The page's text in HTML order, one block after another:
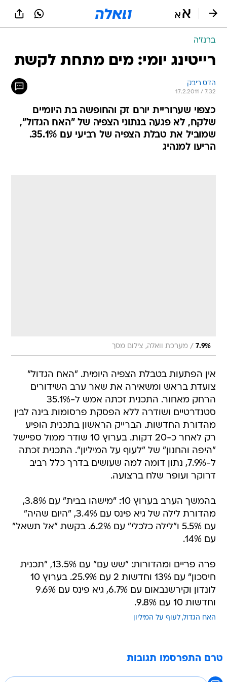
ברנז'ה
רייטינג יומי: מים מתחת לקשת
הדס ריבק
17.2.2011 / 7:32
כצפוי שערוריית יורם זק והחופשה בת היומיים
שלקח, לא פגעה בנתוני הצפיה של "האח הגדול",
שמוביל את טבלת הצפיה של רביעי עם 35.1%.
הריעו למנהיג
7.9%
/ מערכת וואלה, צילום מסך
אין הפתעות בטבלת הצפיה היומית. "האח הגדול"
צועדת בראש ומשאירה את שאר ערב השידורים
הרחק מאחור. התכנית זכתה אמש ל-35.1%
סטנדרטיים ושודרה ללא הפסקת פרסומות בינה לבין
מהדורת החדשות. הברייק הראשון בתכנית הופיע
רק לאחר כ-20 דקות. בערוץ 10 שודר ממול ספיישל
"היפה והחנון" של "לעוף על המיליון". התכנית זכתה
ל-7.9%, נתון דומה למה שעושים בדרך כלל רביב
דרוקר ועופר שלח ברצועה.
בהמשך הערב בערוץ 10: "מישהו בבית" עם 3.8%,
מהדורת לילה של גיא פינס עם 3.4%, "היום שהיה"
עם 5.5% ו"לילה כלכלי" עם 6.2%. בקשת "אל תשאל"
עם 14%.
פרה פריים ומהדורות: "שש עם" עם 13.5%, "תכנית
חיסכון" עם 13% וחדשות 2 עם 25.9%. בערוץ 10
לונדון וקירשנבאום עם 6.7%, גיא פינס עם 9.6%
וחדשות 10 עם 9.8%.
האח הגדול לעוף על המיליון
טרם התפרסמו תגובות